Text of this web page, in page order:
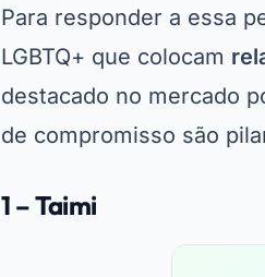
Para responder a essa
LGBTQ+ que colocam
destacado no mercado
de compromisso são
1 – Taimi